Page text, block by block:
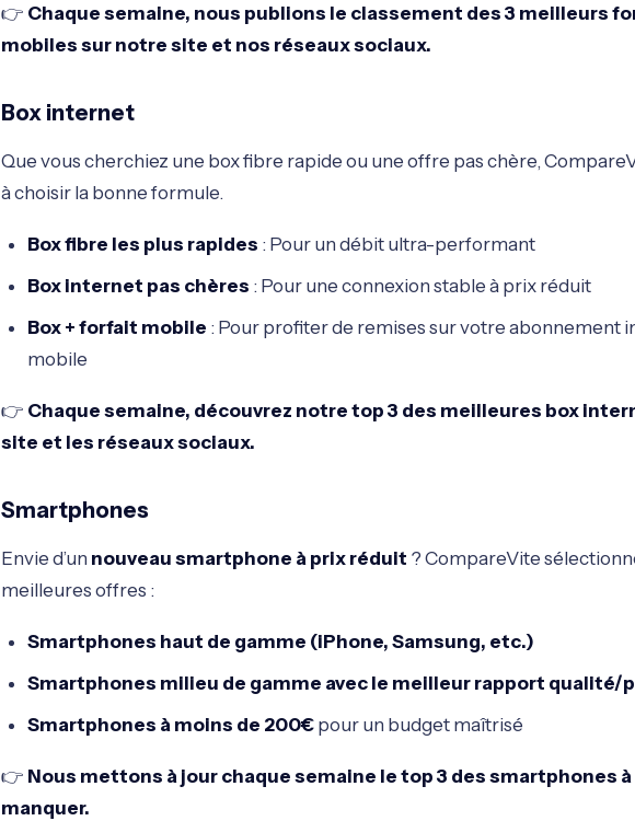
👉 Chaque semaine, nous publions le classement des 3 meilleurs
mobiles sur notre site et nos réseaux sociaux.
Box internet
Que vous cherchiez une box fibre rapide ou une offre pas chère,
à choisir la bonne formule.
Box fibre les plus rapides : Pour un débit ultra-performant
Box internet pas chères : Pour une connexion stable à prix réduit
Box + forfait mobile : Pour profiter de remises sur votre abonnement
mobile
👉 Chaque semaine, découvrez notre top 3 des meilleures box
site et les réseaux sociaux.
Smartphones
Envie d’un nouveau smartphone à prix réduit ? CompareVite
meilleures offres :
Smartphones haut de gamme (iPhone, Samsung, etc.)
Smartphones milieu de gamme avec le meilleur rapport qualité/
Smartphones à moins de 200€ pour un budget maîtrisé
👉 Nous mettons à jour chaque semaine le top 3 des smartphones à
manquer.